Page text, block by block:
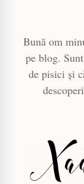
Bună om
pe blog.
de pisici și